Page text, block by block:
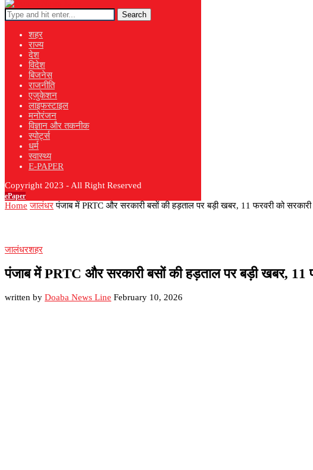
Search
शहर
राज्य
देश
विदेश
बिजनेस
राजनीति
एजुकेशन
लाइफस्टाइल
मनोरंजन
विज्ञान और तकनीक
स्पोर्ट्स
धर्म
स्वास्थ्य
E-PAPER
Copyright 2023 - All Right Reserved
ePaper
Home जालंधर पंजाब में PRTC और सरकारी बसों की हड़ताल पर बड़ी खबर, 11 फरवरी को सरकारी
जालंधरशहर
पंजाब में PRTC और सरकारी बसों की हड़ताल पर बड़ी खबर, 11
written by Doaba News Line February 10, 2026